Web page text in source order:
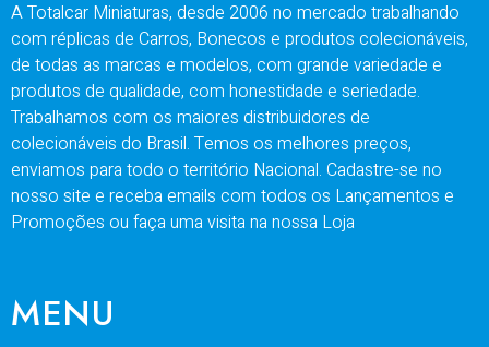
A Totalcar Miniaturas, desde 2006 no mercado trabalhando
com réplicas de Carros, Bonecos e produtos colecionáveis,
de todas as marcas e modelos, com grande variedade e
produtos de qualidade, com honestidade e seriedade.
Trabalhamos com os maiores distribuidores de
colecionáveis do Brasil. Temos os melhores preços,
enviamos para todo o território Nacional. Cadastre-se no
nosso site e receba emails com todos os Lançamentos e
Promoções ou faça uma visita na nossa Loja
MENU